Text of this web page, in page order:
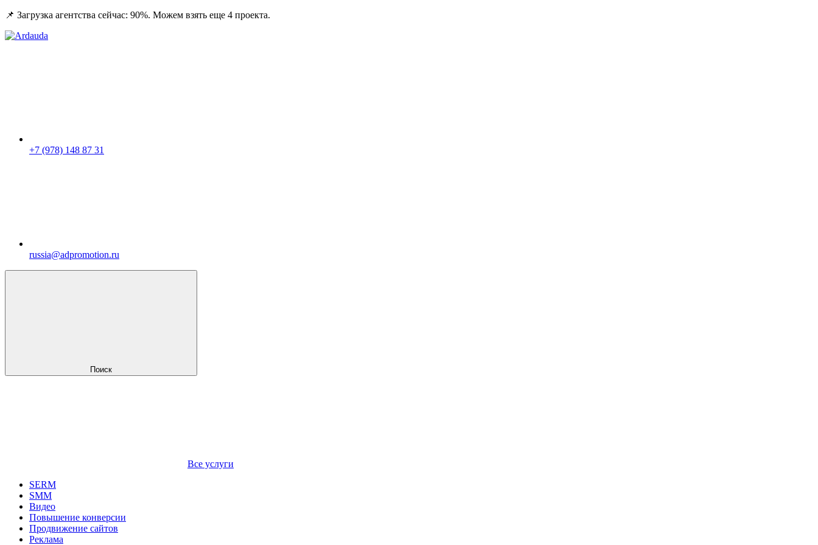
📌 Загрузка агентства сейчас: 90%. Можем взять еще 4 проекта.
+7 (978) 148 87 31
russia@adpromotion.ru
Поиск
Все услуги
SERM
SMM
Видео
Повышение конверсии
Продвижение сайтов
Реклама